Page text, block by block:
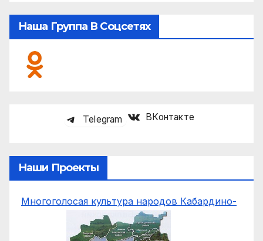
Наша Группа В Соцсетях
Telegram ВКонтакте
Наши Проекты
Многоголосая культура народов Кабардино-